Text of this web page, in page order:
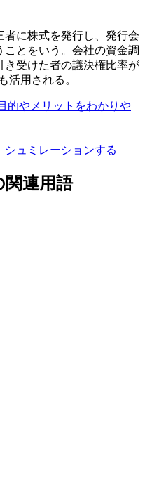
に株式を発行し、発行会
とをいう。会社の資金調
受けた者の議決権比率が
活用される。
的やメリットをわかりや
関連用語